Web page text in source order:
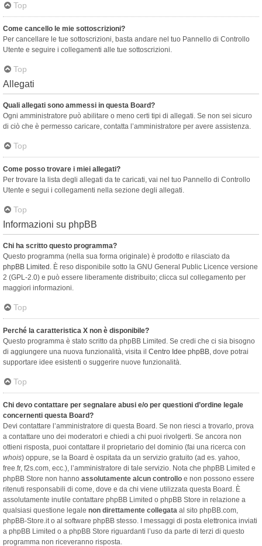
Top
Come cancello le mie sottoscrizioni?
Per cancellare le tue sottoscrizioni, basta andare nel tuo Pannello di Controllo
Utente e seguire i collegamenti alle tue sottoscrizioni.
Top
Allegati
Quali allegati sono ammessi in questa Board?
Ogni amministratore può abilitare o meno certi tipi di allegati. Se non sei sicuro
di ciò che è permesso caricare, contatta l’amministratore per avere assistenza.
Top
Come posso trovare i miei allegati?
Per trovare la lista degli allegati da te caricati, vai nel tuo Pannello di Controllo
Utente e segui i collegamenti nella sezione degli allegati.
Top
Informazioni su phpBB
Chi ha scritto questo programma?
Questo programma (nella sua forma originale) è prodotto e rilasciato da
phpBB Limited . È reso disponibile sotto la GNU General Public Licence versione
2 (GPL-2.0) e può essere liberamente distribuito; clicca sul collegamento per
maggiori informazioni.
Top
Perché la caratteristica X non è disponibile?
Questo programma è stato scritto da phpBB Limited. Se credi che ci sia bisogno
di aggiungere una nuova funzionalità, visita il Centro Idee phpBB, dove potrai
supportare idee esistenti o suggerire nuove funzionalità.
Top
Chi devo contattare per segnalare abusi e/o per questioni d’ordine legale
concernenti questa Board?
Devi contattare l’amministratore di questa Board. Se non riesci a trovarlo, prova
a contattare uno dei moderatori e chiedi a chi puoi rivolgerti. Se ancora non
ottieni risposta, puoi contattare il proprietario del dominio (fai una ricerca con
whois) oppure, se la Board è ospitata da un servizio gratuito (ad es. yahoo,
free.fr, f2s.com, ecc.), l’amministratore di tale servizio. Nota che phpBB Limited e
phpBB Store non hanno assolutamente alcun controllo e non possono essere
ritenuti responsabili di come, dove e da chi viene utilizzata questa Board. È
assolutamente inutile contattare phpBB Limited o phpBB Store in relazione a
qualsiasi questione legale non direttamente collegata al sito phpBB.com,
phpBB-Store.it o al software phpBB stesso. I messaggi di posta elettronica inviati
a phpBB Limited o a phpBB Store riguardanti l’uso da parte di terzi di questo
programma non riceveranno risposta.